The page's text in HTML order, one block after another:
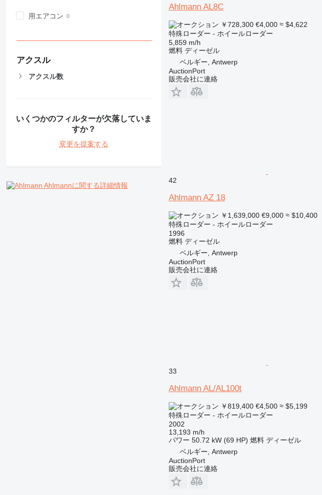
用エアコン
アクスル
アクスル数
いくつかのフィルターが欠落していま
すか？
変更を提案する
Ahlmannに関する詳細情報
Ahlmann AL8C
￥728,300 €4,000 ≈ $4,622
特殊ローダー - ホイールローダー
5,859 m/h
燃料 ディーゼル
ベルギー, Antwerp
AuctionPort
販売会社に連絡
42
Ahlmann AZ 18
￥1,639,000 €9,000 ≈ $10,400
特殊ローダー - ホイールローダー
1996
燃料 ディーゼル
ベルギー, Antwerp
AuctionPort
販売会社に連絡
33
Ahlmann AL/AL100t
￥819,400 €4,500 ≈ $5,199
特殊ローダー - ホイールローダー
2002
13,193 m/h
パワー 50.72 kW (69 HP) 燃料 ディーゼル
ベルギー, Antwerp
AuctionPort
販売会社に連絡